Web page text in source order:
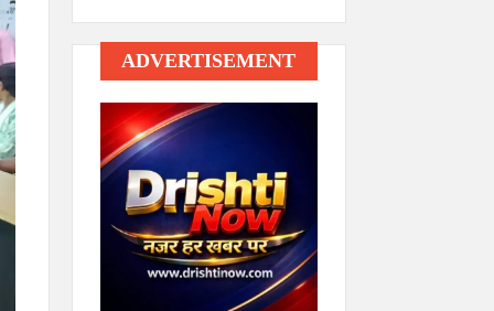
ADVERTISEMENT